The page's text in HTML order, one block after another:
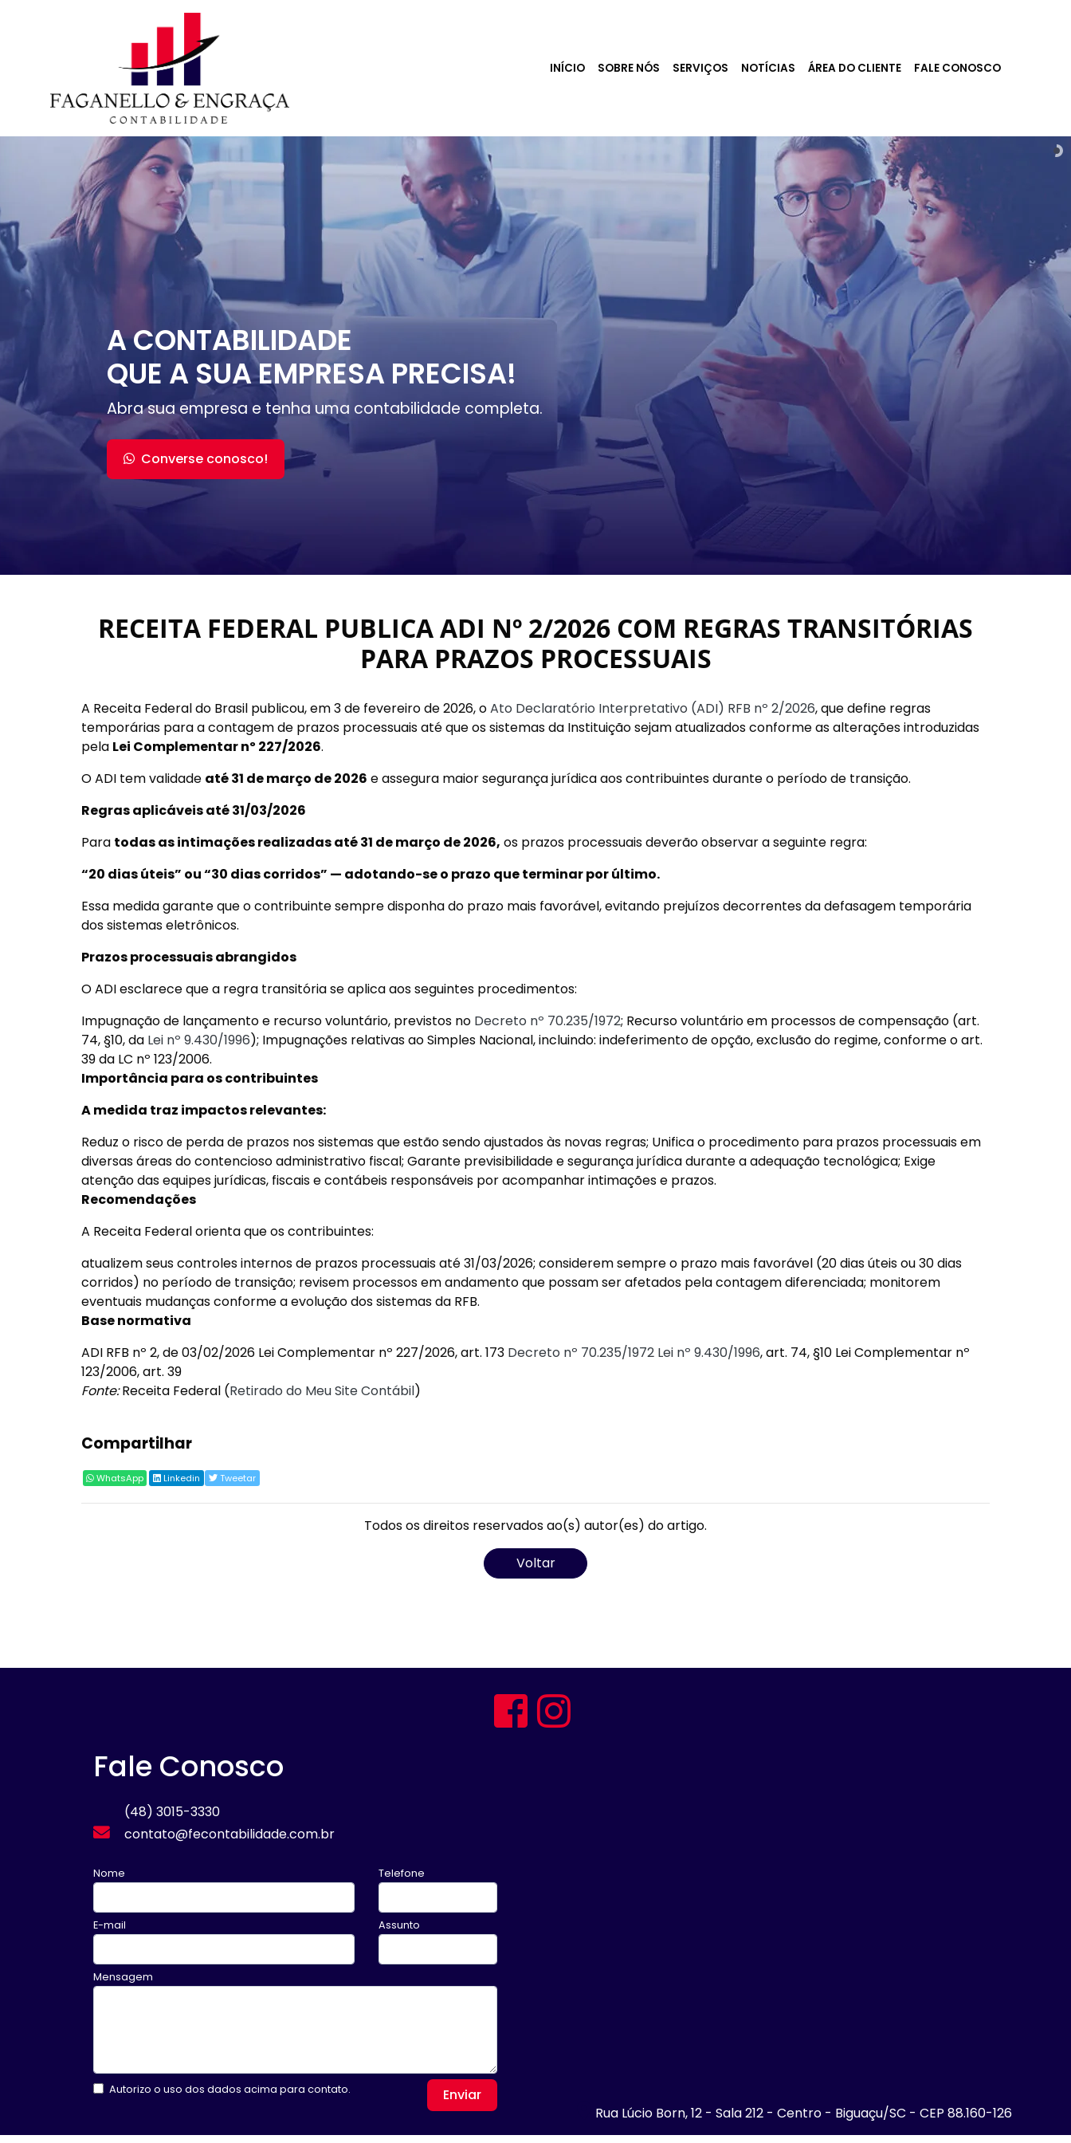
INÍCIO SOBRE NÓS SERVIÇOS NOTÍCIAS ÁREA DO CLIENTE FALE CONOSCO
A CONTABILIDADE
QUE A SUA EMPRESA PRECISA!
Abra sua empresa e tenha uma contabilidade completa.
Converse conosco!
RECEITA FEDERAL PUBLICA ADI Nº 2/2026 COM REGRAS TRANSITÓRIAS
PARA PRAZOS PROCESSUAIS
A Receita Federal do Brasil publicou, em 3 de fevereiro de 2026, oAto Declaratório Interpretativo (ADI) RFB nº 2/2026, que define regras
temporárias para a contagem de prazos processuais até que os sistemas da Instituição sejam atualizados conforme as alterações introduzidas
pela Lei Complementar nº 227/2026.
O ADI tem validade até 31 de março de 2026 e assegura maior segurança jurídica aos contribuintes durante o período de transição.
Regras aplicáveis até 31/03/2026
Para todas as intimações realizadas até 31 de março de 2026, os prazos processuais deverão observar a seguinte regra:
“20 dias úteis” ou “30 dias corridos” — adotando-se o prazo que terminar por último.
Essa medida garante que o contribuinte sempre disponha do prazo mais favorável, evitando prejuízos decorrentes da defasagem temporária
dos sistemas eletrônicos.
Prazos processuais abrangidos
O ADI esclarece que a regra transitória se aplica aos seguintes procedimentos:
Impugnação de lançamento e recurso voluntário, previstos no Decreto nº 70.235/1972; Recurso voluntário em processos de compensação (art.
74, §10, da Lei nº 9.430/1996); Impugnações relativas ao Simples Nacional, incluindo: indeferimento de opção, exclusão do regime, conforme o art.
39 da LC nº 123/2006.
Importância para os contribuintes
A medida traz impactos relevantes:
Reduz o risco de perda de prazos nos sistemas que estão sendo ajustados às novas regras; Unifica o procedimento para prazos processuais em
diversas áreas do contencioso administrativo fiscal; Garante previsibilidade e segurança jurídica durante a adequação tecnológica; Exige
atenção das equipes jurídicas, fiscais e contábeis responsáveis por acompanhar intimações e prazos.
Recomendações
A Receita Federal orienta que os contribuintes:
atualizem seus controles internos de prazos processuais até 31/03/2026; considerem sempre o prazo mais favorável (20 dias úteis ou 30 dias
corridos) no período de transição; revisem processos em andamento que possam ser afetados pela contagem diferenciada; monitorem
eventuais mudanças conforme a evolução dos sistemas da RFB.
Base normativa
ADI RFB nº 2, de 03/02/2026 Lei Complementar nº 227/2026, art. 173 Decreto nº 70.235/1972 Lei nº 9.430/1996, art. 74, §10 Lei Complementar nº
123/2006, art. 39
Fonte:Receita Federal (Retirado do Meu Site Contábil)
Compartilhar
WhatsApp Linkedin Tweetar
Todos os direitos reservados ao(s) autor(es) do artigo.
Voltar
Fale Conosco
(48) 3015-3330
contato@fecontabilidade.com.br
Nome Telefone
E-mail Assunto
Mensagem
Autorizo o uso dos dados acima para contato.
Enviar
Rua Lúcio Born, 12 - Sala 212 - Centro - Biguaçu/SC - CEP 88.160-126